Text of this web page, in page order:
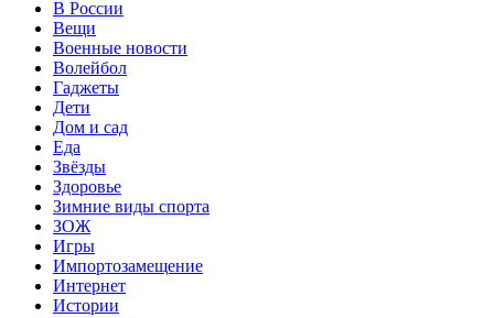
В России
Вещи
Военные новости
Волейбол
Гаджеты
Дети
Дом и сад
Еда
Звёзды
Здоровье
Зимние виды спорта
ЗОЖ
Игры
Импортозамещение
Интернет
Истории